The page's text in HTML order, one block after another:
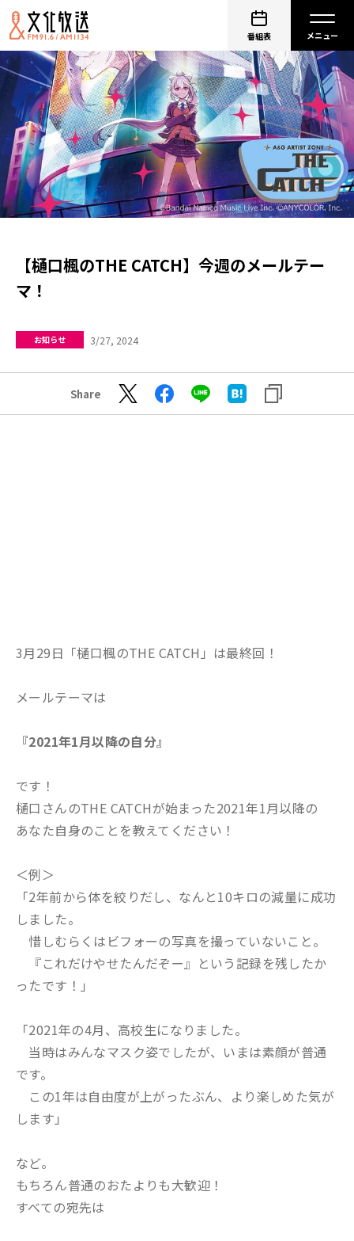
番組表
【樋口楓のTHE CATCH】今週のメールテー
マ！
お知らせ 3/27, 2024
Share
3月29日「樋口楓のTHE CATCH」は最終回！
メールテーマは
『2021年1月以降の自分』
です！
樋口さんのTHE CATCHが始まった2021年1月以降の
あなた自身のことを教えてください！
＜例＞
「2年前から体を絞りだし、なんと10キロの減量に成功
しました。
惜しむらくはビフォーの写真を撮っていないこと。
『これだけやせたんだぞー』という記録を残したか
ったです！」
「2021年の4月、高校生になりました。
当時はみんなマスク姿でしたが、いまは素顔が普通
です。
この1年は自由度が上がったぶん、より楽しめた気が
します」
など。
もちろん普通のおたよりも大歓迎！
すべての宛先は